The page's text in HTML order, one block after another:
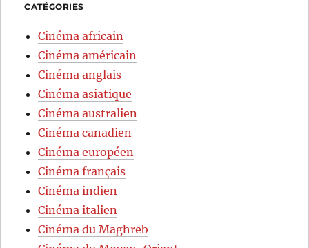
CATÉGORIES
Cinéma africain
Cinéma américain
Cinéma anglais
Cinéma asiatique
Cinéma australien
Cinéma canadien
Cinéma européen
Cinéma français
Cinéma indien
Cinéma italien
Cinéma du Maghreb